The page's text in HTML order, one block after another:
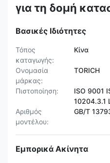
για τη δομή
Βασικές Ιδιότητες
Τόπος
καταγωγής:
Κίνα
Ονομασία
μάρκας:
TORICH
Πιστοποίηση:
ISO 9001
10204.3.1
Αριθμός
μοντέλου:
GB/T
Εμπορικά Ακίνητα